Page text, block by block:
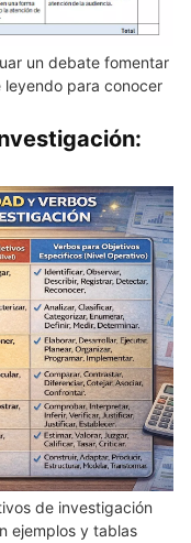
un debate fomentar
leyendo para conocer
de investigación
ejemplos y tablas